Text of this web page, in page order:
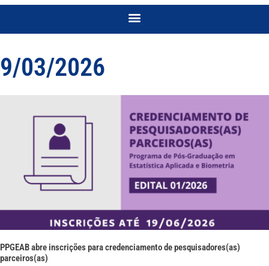
9/03/2026
PPGEAB abre inscrições para credenciamento de pesquisadores(as)
parceiros(as)